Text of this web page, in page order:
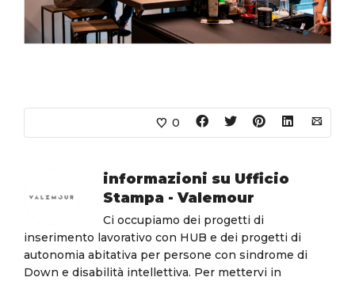
0
informazioni su Ufficio
Stampa - Valemour
Ci occupiamo dei progetti di
inserimento lavorativo con HUB e dei progetti di
autonomia abitativa per persone con sindrome di
Down e disabilità intellettiva. Per mettervi in